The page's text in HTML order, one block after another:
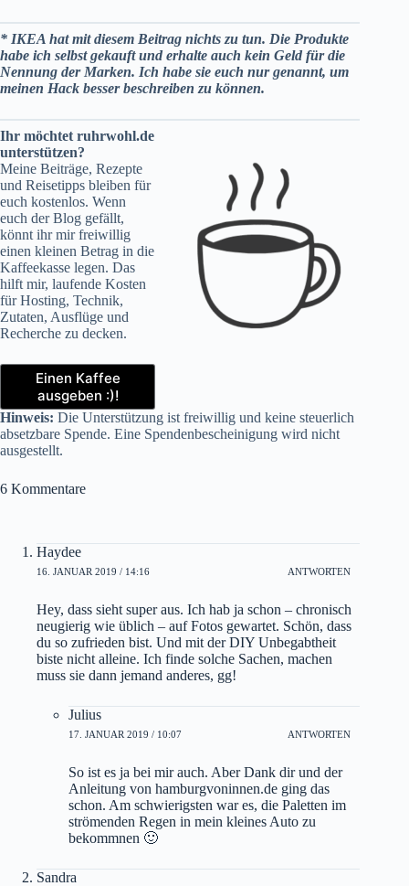
* IKEA hat mit diesem Beitrag nichts zu tun. Die Produkte
habe ich selbst gekauft und erhalte auch kein Geld für die
Nennung der Marken. Ich habe sie euch nur genannt, um
meinen Hack besser beschreiben zu können.
Ihr möchtet ruhrwohl.de
unterstützen?
Meine Beiträge, Rezepte
und Reisetipps bleiben für
euch kostenlos. Wenn
euch der Blog gefällt,
könnt ihr mir freiwillig
einen kleinen Betrag in die
Kaffeekasse legen. Das
hilft mir, laufende Kosten
für Hosting, Technik,
Zutaten, Ausflüge und
Recherche zu decken.
Einen Kaffee
ausgeben :)!
Hinweis: Die Unterstützung ist freiwillig und keine steuerlich
absetzbare Spende. Eine Spendenbescheinigung wird nicht
ausgestellt.
6 Kommentare
Haydee
16. JANUAR 2019 / 14:16 ANTWORTEN
Hey, dass sieht super aus. Ich hab ja schon – chronisch
neugierig wie üblich – auf Fotos gewartet. Schön, dass
du so zufrieden bist. Und mit der DIY Unbegabtheit
biste nicht alleine. Ich finde solche Sachen, machen
muss sie dann jemand anderes, gg!
Julius
17. JANUAR 2019 / 10:07 ANTWORTEN
So ist es ja bei mir auch. Aber Dank dir und der
Anleitung von hamburgvoninnen.de ging das
schon. Am schwierigsten war es, die Paletten im
strömenden Regen in mein kleines Auto zu
bekommnen 🙂
Sandra